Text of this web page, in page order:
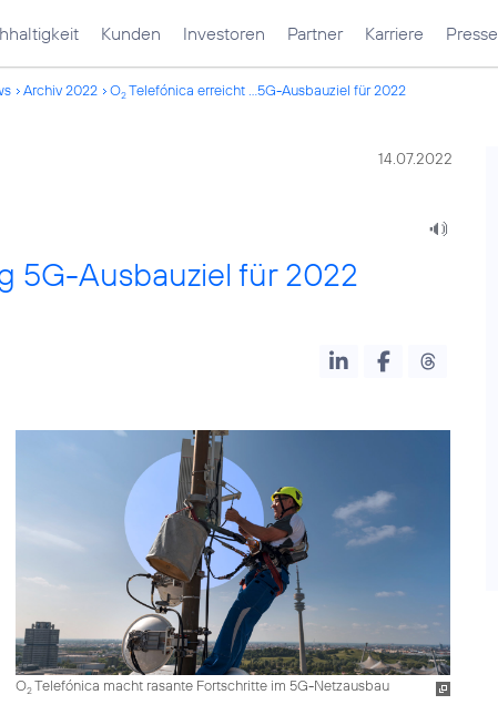
Kunden Investoren Partner Karriere Presse
Archiv 2022 O2Telefónica erreicht ...5G-Ausbauziel für 2022
14.07.2022
5G-Ausbauziel für 2022
O2Telefónica macht rasante Fortschritte im 5G-Netzausbau